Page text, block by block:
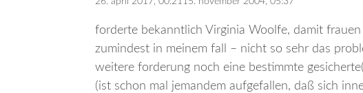
forderte bekanntlich Virginia Woolfe, damit
zumindest in meinem fall – nicht so sehr das
weitere forderung noch eine bestimmte
(ist schon mal jemandem aufgefallen, daß sich